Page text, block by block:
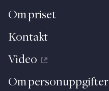
Om priset
Kontakt
Video
Om personuppgifter